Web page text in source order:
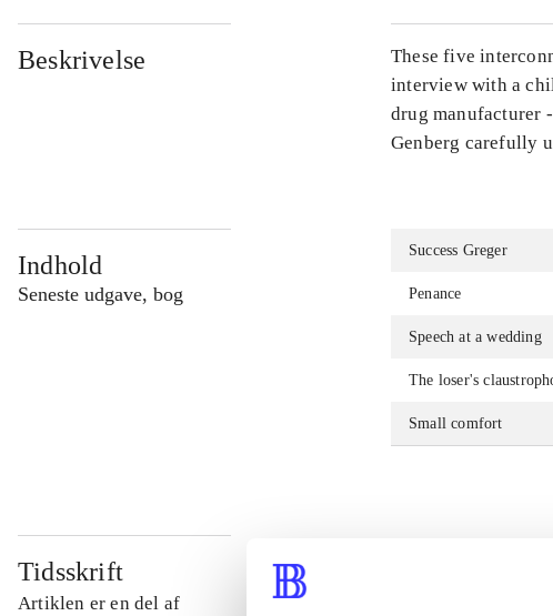
Beskrivelse
These five
interview with a
drug manufacturer
Genberg carefully
Indhold
Seneste udgave, bog
Success Greger
Penance
Speech at a wedding
The loser's
Small comfort
Tidsskrift
Artiklen er en del af